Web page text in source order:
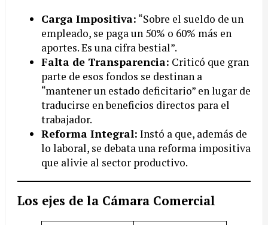
Carga Impositiva: “Sobre el sueldo de un
empleado, se paga un 50% o 60% más en
aportes. Es una cifra bestial”.
Falta de Transparencia: Criticó que gran
parte de esos fondos se destinan a
“mantener un estado deficitario” en lugar de
traducirse en beneficios directos para el
trabajador.
Reforma Integral: Instó a que, además de
lo laboral, se debata una reforma impositiva
que alivie al sector productivo.
Los ejes de la Cámara Comercial